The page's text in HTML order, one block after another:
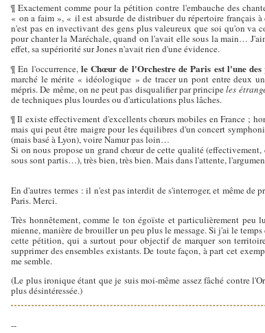
¶ Exactement comme pour la pétition contre l'embauche des
« on a faim », « il est absurde de distribuer du répertoire français
n'est pas en invectivant des gens plus valeureux que soi qu'on va
pour chanter la Maréchale, quand on l'avait elle sous la main…
effet, sa supériorité sur Jones n'avait rien d'une évidence.
¶ En l'occurrence, le Chœur de l'Orchestre de Paris est l'une
marché le mérite « idéologique » de tracer un pont entre deux
mépris. De même, on ne peut pas disqualifier par principeles
de techniques plus lourdes ou d'articulations plus lâches.
¶ Il existe effectivement d'excellents chœurs mobiles en France ;
mais qui peut être maigre pour les équilibres d'un concert
(mais basé à Lyon), voire Namur pas loin…
Si on nous propose un grand chœur de cette qualité
sous sont partis…), très bien, très bien. Mais dans l'attente,
En d'autres termes : il n'est pas interdit de s'interroger, et même de
Paris. Merci.
Très honnêtement, comme le ton égoïste et particulièrement peu
mienne, manière de brouiller un peu plus le message. Si j'ai le
cette pétition, qui a surtout pour objectif de marquer son
supprimer des ensembles existants. De toute façon, à part cet
me semble.
(Le plus ironique étant que je suis moi-même assez fâché contre
plus désintéressée.)
--